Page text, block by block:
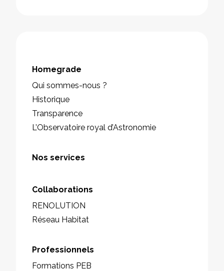
Homegrade
Qui sommes-nous ?
Historique
Transparence
L’Observatoire royal d’Astronomie
Nos services
Collaborations
RENOLUTION
Réseau Habitat
Professionnels
Formations PEB